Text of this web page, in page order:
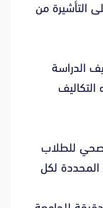
التأشيرة من
الدراسة
للطلاب
المحددة لكل